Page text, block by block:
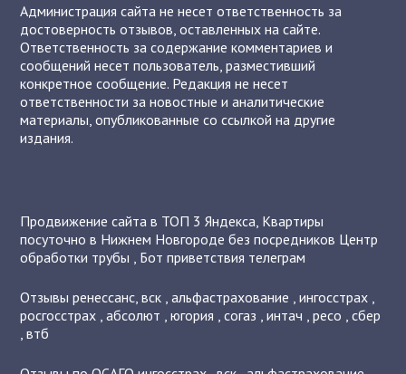
Администрация сайта не несет ответственность за
достоверность отзывов, оставленных на сайте.
Ответственность за содержание комментариев и
сообщений несет пользователь, разместивший
конкретное сообщение. Редакция не несет
ответственности за новостные и аналитические
материалы, опубликованные со ссылкой на другие
издания.
Продвижение сайта в ТОП 3 Яндекса Квартиры
посуточно в Нижнем Новгороде без посредников Центр
обработки трубы
Бот приветствия телеграм
Отзывыренессанс ,вск ,альфастрахование ,ингосстрах
росгосстрах ,абсолют ,югория ,согаз ,интач ,ресо ,сбер
,втб